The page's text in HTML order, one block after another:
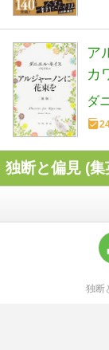
ア
カ
ダ
独断と偏見 (
独断